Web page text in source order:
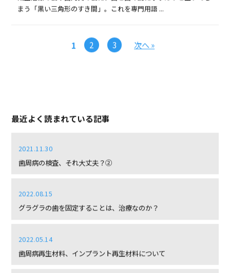
まう「黒い三角形のすき間」。これを専門用語 ...
1 2 3 次へ »
最近よく読まれている記事
2021.11.30
歯周病の検査、それ大丈夫？②
2022.08.15
グラグラの歯を固定することは、治療なのか？
2022.05.14
歯周病再生材料、インプラント再生材料について